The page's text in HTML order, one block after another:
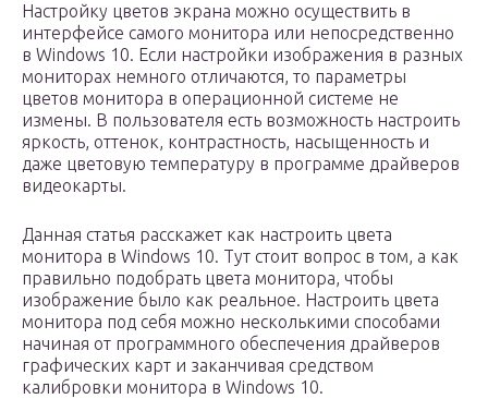
Настройку цветов экрана можно осуществить в
интерфейсе самого монитора или непосредственно
в Windows 10. Если настройки изображения в разных
мониторах немного отличаются, то параметры
цветов монитора в операционной системе не
измены. В пользователя есть возможность настроить
яркость, оттенок, контрастность, насыщенность и
даже цветовую температуру в программе драйверов
видеокарты.
Данная статья расскажет как настроить цвета
монитора в Windows 10. Тут стоит вопрос в том, а как
правильно подобрать цвета монитора, чтобы
изображение было как реальное. Настроить цвета
монитора под себя можно несколькими способами
начиная от программного обеспечения драйверов
графических карт и заканчивая средством
калибровки монитора в Windows 10.